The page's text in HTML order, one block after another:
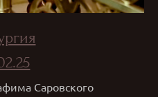
Саровского